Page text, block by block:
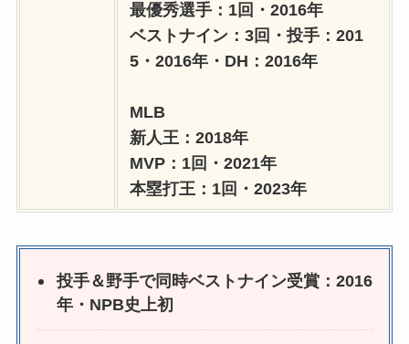
最優秀選手：1回・2016年
ベストナイン：3回・投手：201
5・2016年・DH：2016年
MLB
新人王：2018年
MVP：1回・2021年
本塁打王：1回・2023年
投手＆野手で同時ベストナイン受賞：2016
年・NPB史上初